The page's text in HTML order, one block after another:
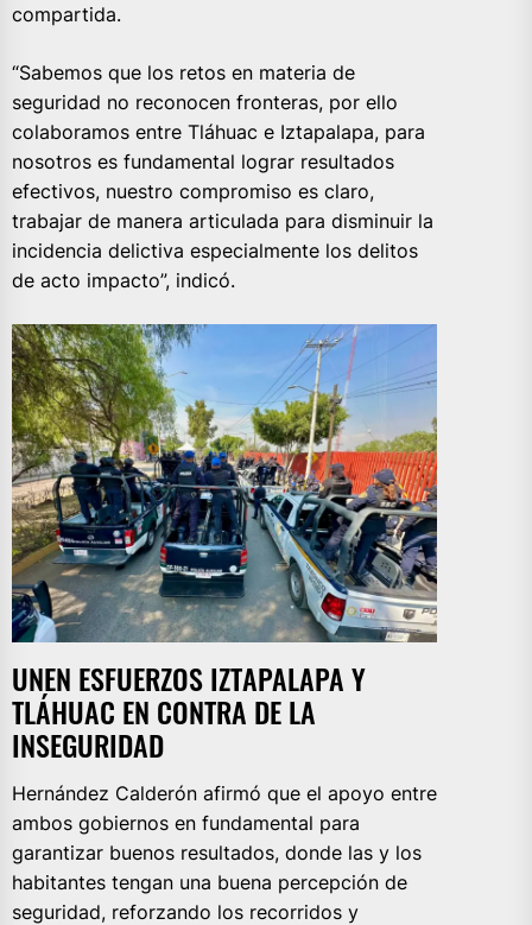
compartida.
“Sabemos que los retos en materia de
seguridad no reconocen fronteras, por ello
colaboramos entre Tláhuac e Iztapalapa, para
nosotros es fundamental lograr resultados
efectivos, nuestro compromiso es claro,
trabajar de manera articulada para disminuir la
incidencia delictiva especialmente los delitos
de acto impacto”, indicó.
UNEN ESFUERZOS IZTAPALAPA Y
TLÁHUAC EN CONTRA DE LA
INSEGURIDAD
Hernández Calderón afirmó que el apoyo entre
ambos gobiernos en fundamental para
garantizar buenos resultados, donde las y los
habitantes tengan una buena percepción de
seguridad, reforzando los recorridos y